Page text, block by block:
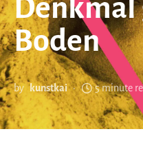
Denkmal
Boden
by kunstkai 5 minute